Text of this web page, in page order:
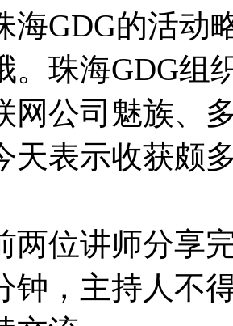
海GDG的活动
。珠海GDG组
网公司魅族、
天表示收获颇
两位讲师分享
钟，主持人不